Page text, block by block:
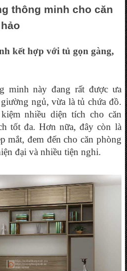
thông minh cho căn
kết hợp với tủ gọn gàng,
minh này đang rất được ưa
ngủ, vừa là tủ chứa đồ.
nhiều diện tích cho căn
tốt đa. Hơn nữa, đây còn là
mắt, đem đến cho căn phòng
đại và nhiều tiện nghi.